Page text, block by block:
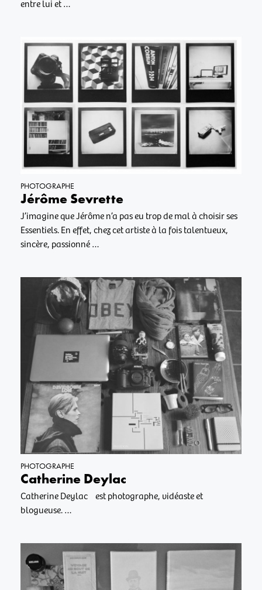
entre lui et …
PHOTOGRAPHE
Jérôme Sevrette
J’imagine que Jérôme n’a pas eu trop de mal à choisir ses
Essentiels. En effet, chez cet artiste à la fois talentueux,
sincère, passionné …
PHOTOGRAPHE
Catherine Deylac
Catherine Deylac est photographe, vidéaste et
blogueuse. …